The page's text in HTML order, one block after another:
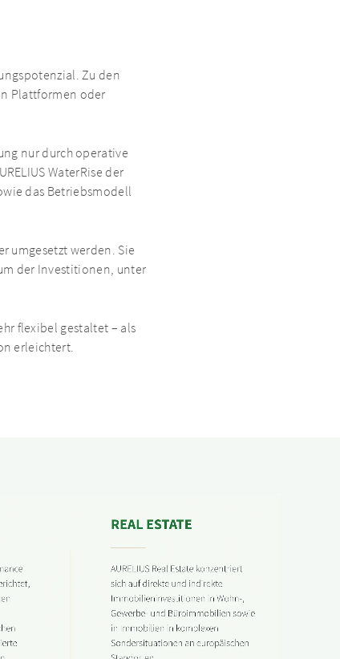
Zu den
Plattformen oder
nur durch operative
WaterRise der
das Betriebsmodell
umgesetzt werden. Sie
der Investitionen, unter
flexibel gestaltet – als
erleichtert.